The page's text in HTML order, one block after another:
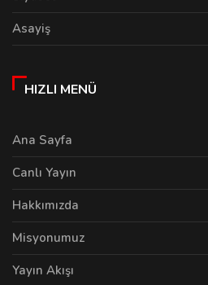
Asayiş
HIZLI MENÜ
Ana Sayfa
Canlı Yayın
Hakkımızda
Misyonumuz
Yayın Akışı